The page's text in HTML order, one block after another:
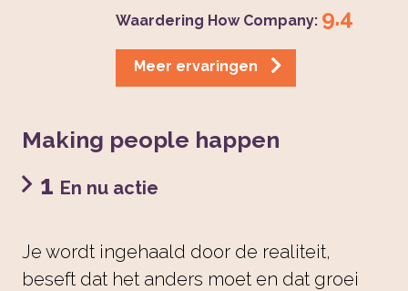
Waardering How Company: 9.4
Meer ervaringen
Making people happen
1 En nu actie
Je wordt ingehaald door de realiteit,
beseft dat het anders moet en dat groei